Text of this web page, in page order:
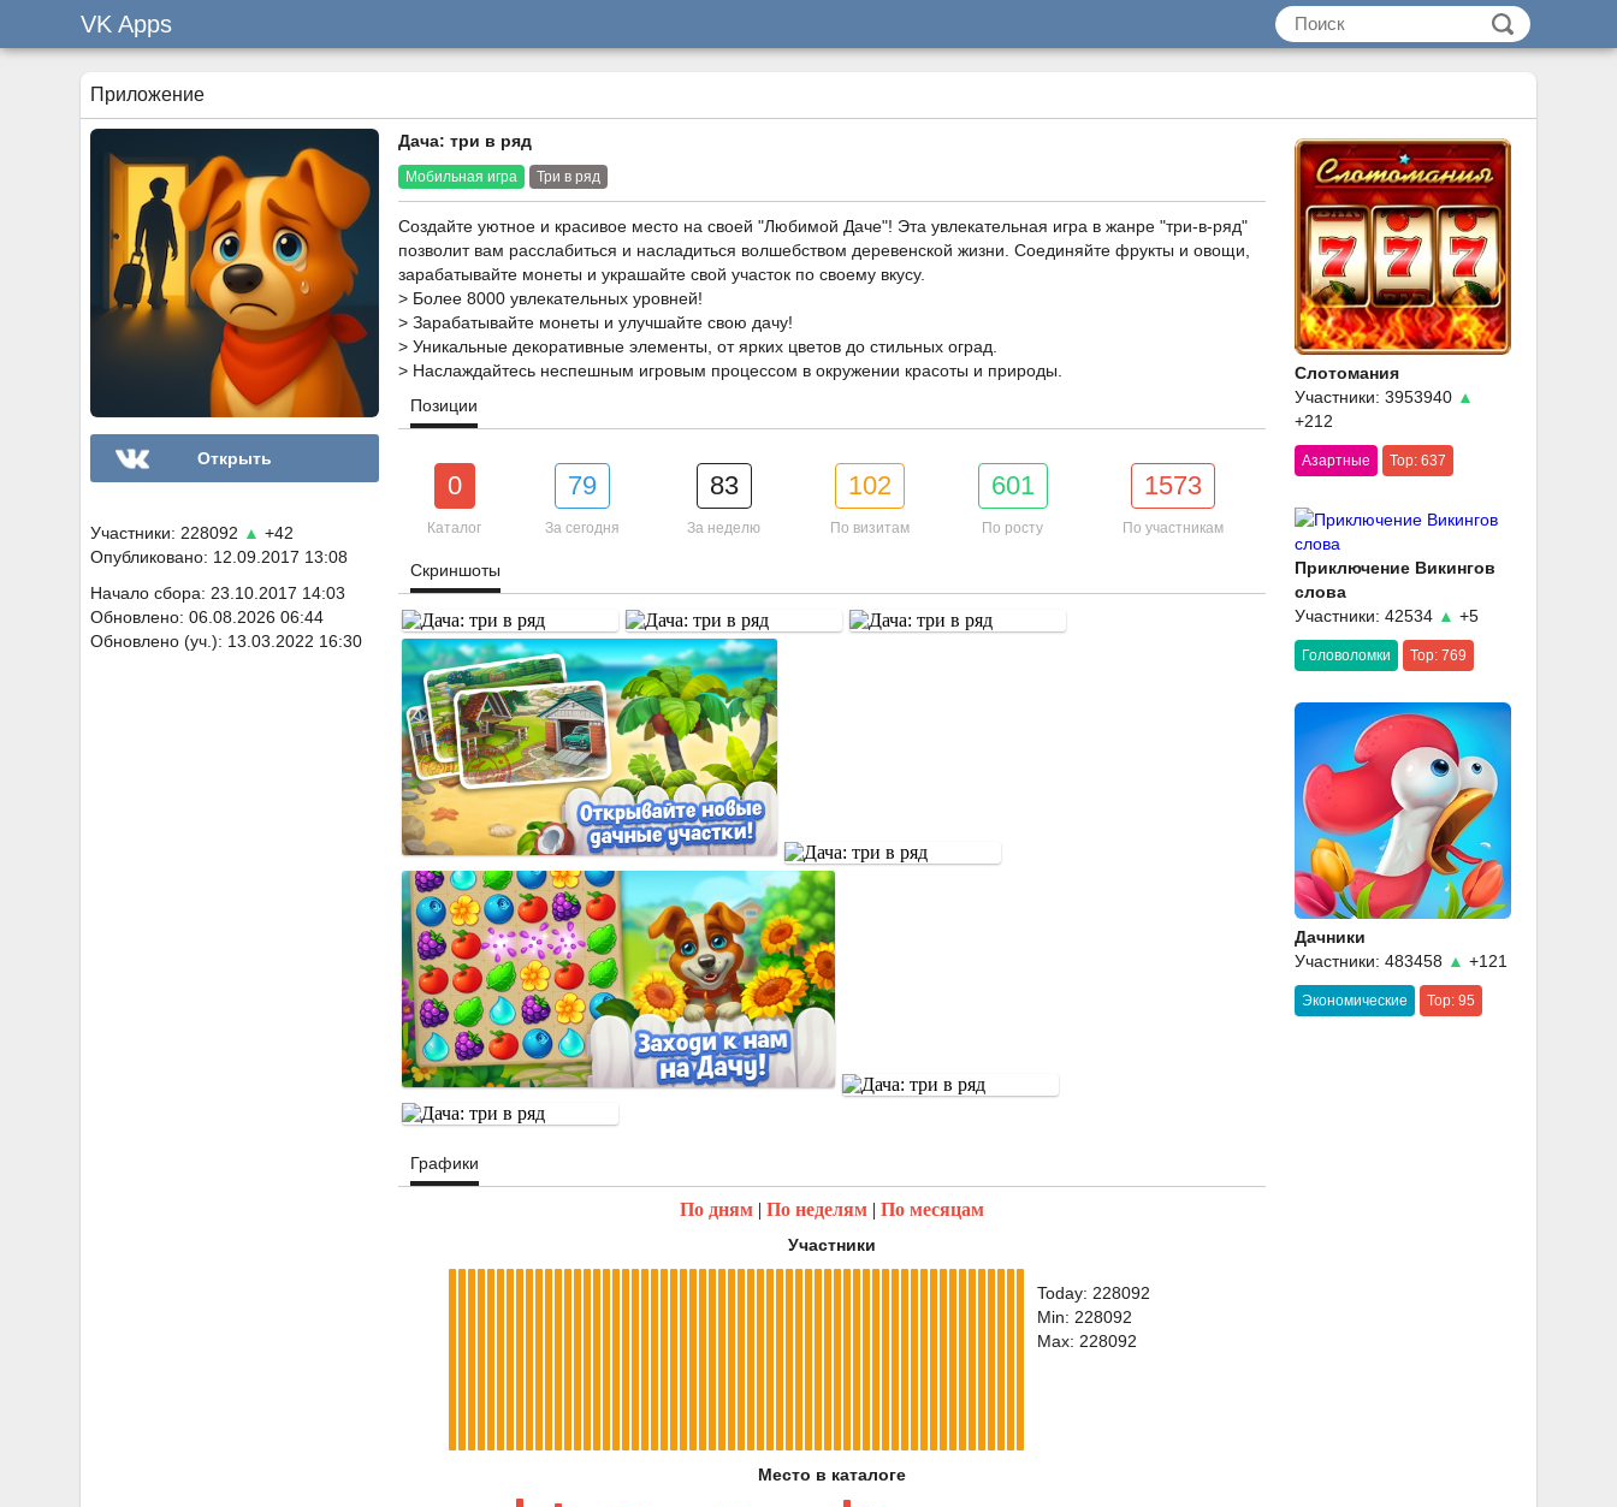
VK Apps
Приложение
Открыть
Участники: 228092 ▲ +42
Опубликовано: 12.09.2017 13:08
Начало сбора: 23.10.2017 14:03
Обновлено: 06.08.2026 06:44
Обновлено (уч.): 13.03.2022 16:30
Дача: три в ряд
Мобильная игра Три в ряд
Создайте уютное и красивое место на своей "Любимой Даче"! Эта увлекательная игра в жанре "три-в-ряд"
позволит вам расслабиться и насладиться волшебством деревенской жизни. Соединяйте фрукты и овощи,
зарабатывайте монеты и украшайте свой участок по своему вкусу.
> Более 8000 увлекательных уровней!
> Зарабатывайте монеты и улучшайте свою дачу!
> Уникальные декоративные элементы, от ярких цветов до стильных оград.
> Наслаждайтесь неспешным игровым процессом в окружении красоты и природы.
Позиции
0
Каталог
79
За сегодня
83
За неделю
102
По визитам
601
По росту
1573
По участникам
Скриншоты
Графики
По дням |По неделям |По месяцам
Участники
Today: 228092
Min: 228092
Max: 228092
Место в каталоге
Слотомания
Участники: 3953940 ▲
+212
Азартные Top: 637
Приключение Викингов
слова
Участники: 42534 ▲ +5
Головоломки Top: 769
Дачники
Участники: 483458 ▲ +121
Экономические Top: 95